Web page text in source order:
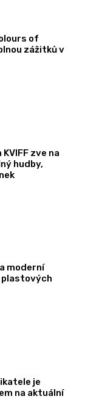
of
zážitků v
KVIFF zve na
hudby,
moderní
je
na aktuální